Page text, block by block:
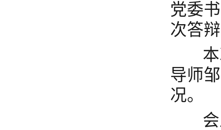
党委
次答
本
导师
况。
会